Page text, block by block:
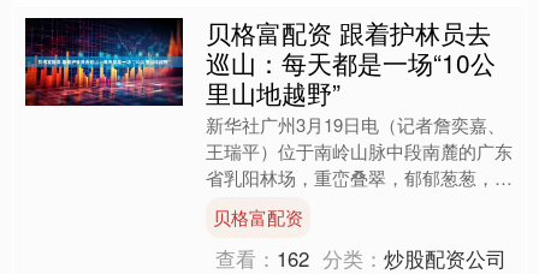
贝格富配资 跟着护林员去
巡山：每天都是一场“10公
里山地越野”
新华社广州3月19日电（记者詹奕嘉、
王瑞平）位于南岭山脉中段南麓的广东
省乳阳林场，重峦叠翠，郁郁葱葱，是
粤港澳大湾区重要的生态屏障和珠江水
系重要的发源地之一，被....
贝格富配资
查看： 162 分类：炒股配资公司